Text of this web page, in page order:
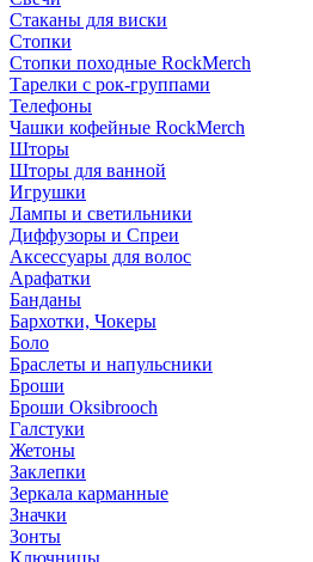
Стаканы для виски
Стопки
Стопки походные RockMerch
Тарелки с рок-группами
Телефоны
Чашки кофейные RockMerch
Шторы
Шторы для ванной
Игрушки
Лампы и светильники
Диффузоры и Спреи
Аксессуары для волос
Арафатки
Банданы
Бархотки, Чокеры
Боло
Браслеты и напульсники
Броши
Броши Oksibrooch
Галстуки
Жетоны
Заклепки
Зеркала карманные
Значки
Зонты
Ключницы